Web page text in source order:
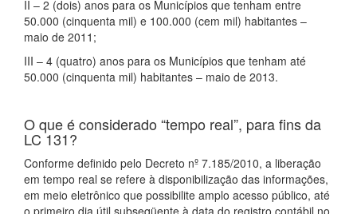
II – 2 (dois) anos para os Municípios que tenham entre
50.000 (cinquenta mil) e 100.000 (cem mil) habitantes –
maio de 2011;
III – 4 (quatro) anos para os Municípios que tenham até
50.000 (cinquenta mil) habitantes – maio de 2013.
O que é considerado “tempo real”, para fins da
LC 131?
Conforme definido pelo Decreto nº 7.185/2010, a liberação
em tempo real se refere à disponibilização das informações,
em meio eletrônico que possibilite amplo acesso público, até